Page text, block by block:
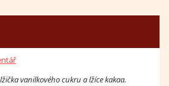
vanilkového cukru a lžíce kakaa.